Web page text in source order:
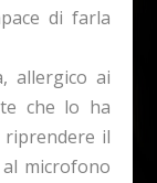
di farla
allergico ai
che lo ha
il
microfono